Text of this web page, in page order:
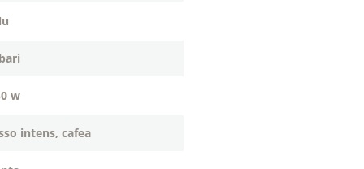
nu
bari
w
intens, cafea